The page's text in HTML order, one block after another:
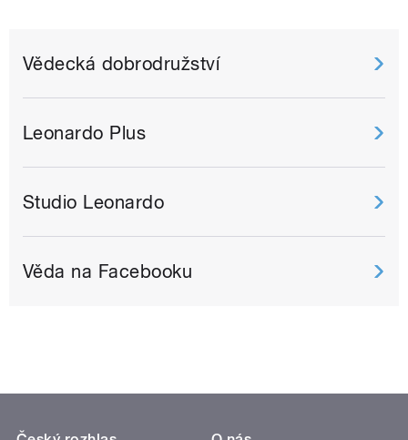
Vědecká dobrodružství
Leonardo Plus
Studio Leonardo
Věda na Facebooku